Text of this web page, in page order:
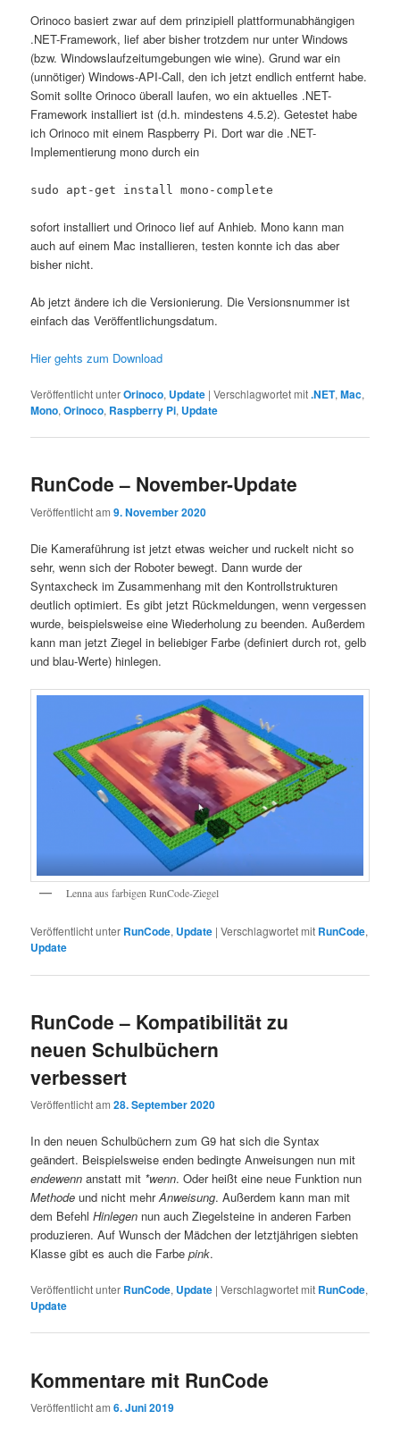
Orinoco basiert zwar auf dem prinzipiell plattformunabhängigen
.NET-Framework, lief aber bisher trotzdem nur unter Windows
(bzw. Windowslaufzeitumgebungen wie wine). Grund war ein
(unnötiger) Windows-API-Call, den ich jetzt endlich entfernt habe.
Somit sollte Orinoco überall laufen, wo ein aktuelles .NET-
Framework installiert ist (d.h. mindestens 4.5.2). Getestet habe
ich Orinoco mit einem Raspberry Pi. Dort war die .NET-
Implementierung mono durch ein
sudo apt-get install mono-complete
sofort installiert und Orinoco lief auf Anhieb. Mono kann man
auch auf einem Mac installieren, testen konnte ich das aber
bisher nicht.
Ab jetzt ändere ich die Versionierung. Die Versionsnummer ist
einfach das Veröffentlichungsdatum.
Hier gehts zum Download
Veröffentlicht unterOrinoco, Update |Verschlagwortet mit.NET,Mac,
Mono,Orinoco, Raspberry Pi, Update
RunCode – November-Update
Veröffentlicht am9. November 2020
Die Kameraführung ist jetzt etwas weicher und ruckelt nicht so
sehr, wenn sich der Roboter bewegt. Dann wurde der
Syntaxcheck im Zusammenhang mit den Kontrollstrukturen
deutlich optimiert. Es gibt jetzt Rückmeldungen, wenn vergessen
wurde, beispielsweise eine Wiederholung zu beenden. Außerdem
kann man jetzt Ziegel in beliebiger Farbe (definiert durch rot, gelb
und blau-Werte) hinlegen.
Lenna aus farbigen RunCode-Ziegel
Veröffentlicht unter RunCode, Update |Verschlagwortet mit RunCode,
Update
RunCode – Kompatibilität zu
neuen Schulbüchern
verbessert
Veröffentlicht am28. September 2020
In den neuen Schulbüchern zum G9 hat sich die Syntax
geändert. Beispielsweise enden bedingte Anweisungen nun mit
endewennanstatt mit *wenn. Oder heißt eine neue Funktion nun
Methode und nicht mehrAnweisung. Außerdem kann man mit
dem BefehlHinlegen nun auch Ziegelsteine in anderen Farben
produzieren. Auf Wunsch der Mädchen der letztjährigen siebten
Klasse gibt es auch die Farbepink.
Veröffentlicht unter RunCode, Update |Verschlagwortet mit RunCode,
Update
Kommentare mit RunCode
Veröffentlicht am6. Juni 2019